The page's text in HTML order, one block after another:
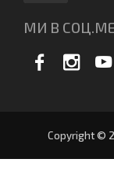
МИ В
Copyright ©